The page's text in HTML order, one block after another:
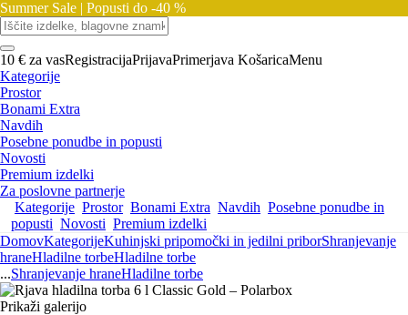
Summer Sale | Popusti do -40 %
10 € za vasRegistracijaPrijavaPrimerjava KošaricaMenu
Kategorije
Prostor
Bonami Extra
Navdih
Posebne ponudbe in popusti
Novosti
Premium izdelki
Za poslovne partnerje
Kategorije Prostor Bonami Extra Navdih Posebne ponudbe in
popusti Novosti Premium izdelki
DomovKategorijeKuhinjski pripomočki in jedilni priborShranjevanje
hraneHladilne torbeHladilne torbe
...Shranjevanje hraneHladilne torbe
Prikaži galerijo